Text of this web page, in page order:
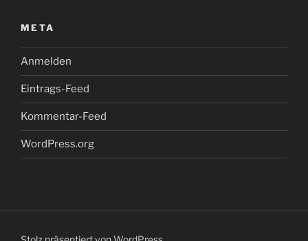
META
Anmelden
Eintrags-Feed
Kommentar-Feed
WordPress.org